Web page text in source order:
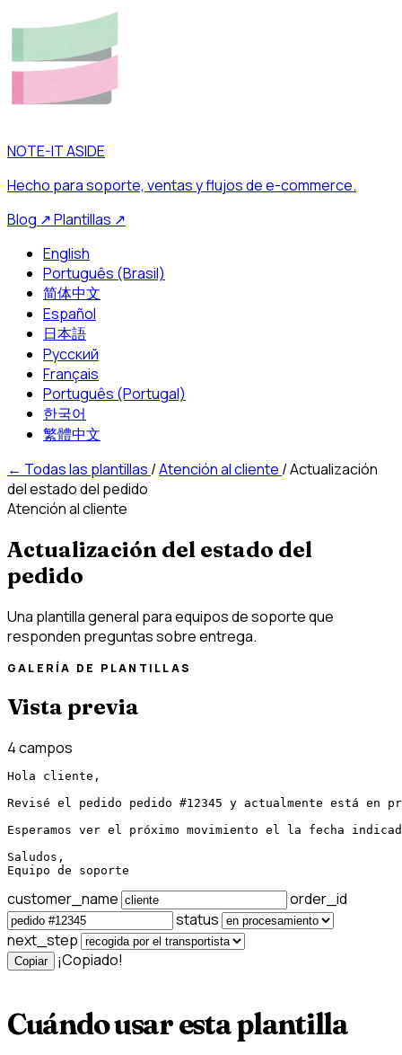
NOTE-IT ASIDE
Hecho para soporte, ventas y flujos de e-commerce.
Blog ↗Plantillas ↗
English
Português (Brasil)
简体中文
Español
日本語
Русский
Français
Português (Portugal)
한국어
繁體中文
← Todas las plantillas /Atención al cliente /Actualización
del estado del pedido
Atención al cliente
Actualización del estado del
pedido
Una plantilla general para equipos de soporte que
responden preguntas sobre entrega.
GALERÍA DE PLANTILLAS
Vista previa
4 campos
Hola cliente,
Revisé el pedido pedido #12345 y actualmente está
Esperamos ver el próximo movimiento el la fecha
Saludos,
Equipo de soporte
customer_name
order_id
status
next_step
Copiar ¡Copiado!
Cuándo usar esta plantilla